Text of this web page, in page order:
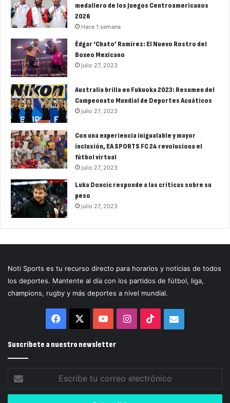
medallero de los Juegos Centroamericanos
2026
Hace 1 semana
Édgar ‘Chato’ Ramírez: El Nuevo Rostro del
Boxeo Mexicano
julio 27, 2023
Australia brilla en Fukuoka 2023: Resumen del
Campeonato Mundial de Deportes Acuáticos
julio 27, 2023
Con una experiencia inigualable y mayor
inclusión, EA SPORTS FC 24 revoluciona el
fútbol virtual
julio 27, 2023
Luka Doncic responde a las críticas sobre su
peso
julio 27, 2023
Noti Sports es tu recurso directo para horarios y noticias de todos
los deportes. Mantente al día con los partidos de fútbol, liga,
champions, rugby y más deportes a nivel mundial.
Facebook YouTubeInstagram
TikTokCorreo
Suscríbete a nuestro newsletter
correo